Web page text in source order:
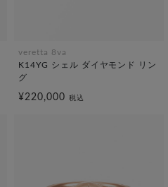
veretta 8va
K14YG シェル ダイヤモンド リン
グ
¥220,000 税込